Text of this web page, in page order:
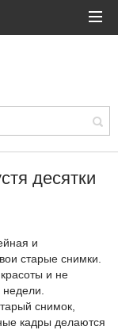
десятки
и
старые снимки.
и не
снимок,
кадры делаются